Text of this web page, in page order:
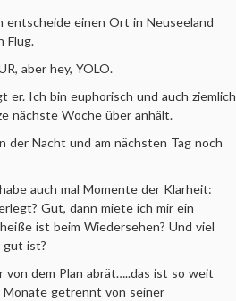
entscheide einen Ort in Neuseeland
Flug.
aber hey, YOLO.
er. Ich bin euphorisch und auch ziemlich
nächste Woche über anhält.
der Nacht und am nächsten Tag noch
auch mal Momente der Klarheit:
Gut, dann miete ich mir ein
ist beim Wiedersehen? Und viel
gut ist?
dem Plan abrät…..das ist so weit
getrennt von seiner